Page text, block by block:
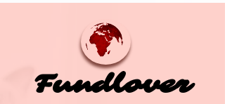
Fundlover
Fundlover